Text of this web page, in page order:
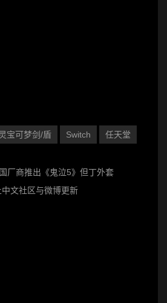
宝可梦剑/盾 Switch 任天堂
厂商推出《鬼泣5》但丁外套
文社区与微博更新